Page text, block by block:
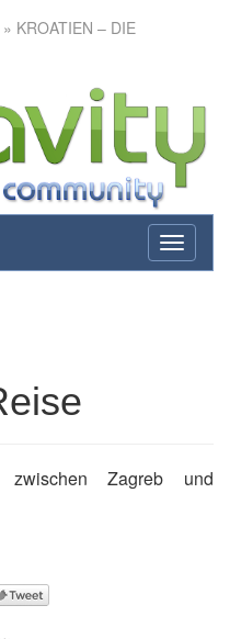
» KROATIEN – DIE
toggle
zwischen Zagreb und